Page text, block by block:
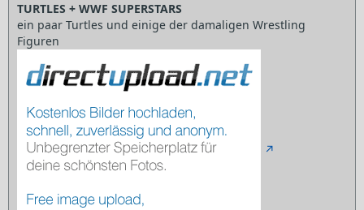
TURTLES + WWF SUPERSTARS
ein paar Turtles und einige der damaligen Wrestling
Figuren